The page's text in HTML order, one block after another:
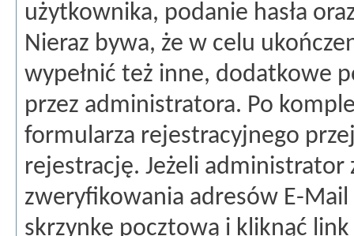
użytkownika, podanie hasła
Nieraz bywa, że w celu
wypełnić też inne, dodatkowe
przez administratora. Po
formularza rejestracyjnego
rejestrację. Jeżeli administrator
zweryfikowania adresów E-Mail
skrzynkę pocztową i kliknąć